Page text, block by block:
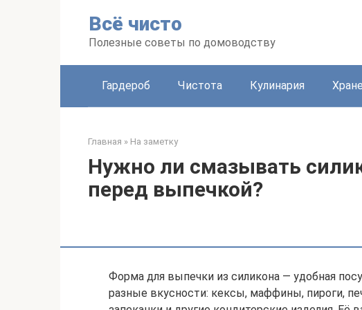
Всё чисто
Полезные советы по домоводству
Гардероб Чистота Кулинария
Главная » На заметку
Нужно ли смазывать
перед выпечкой?
Форма для выпечки из силикона — удобная
разные вкусности: кексы, маффины, пироги,